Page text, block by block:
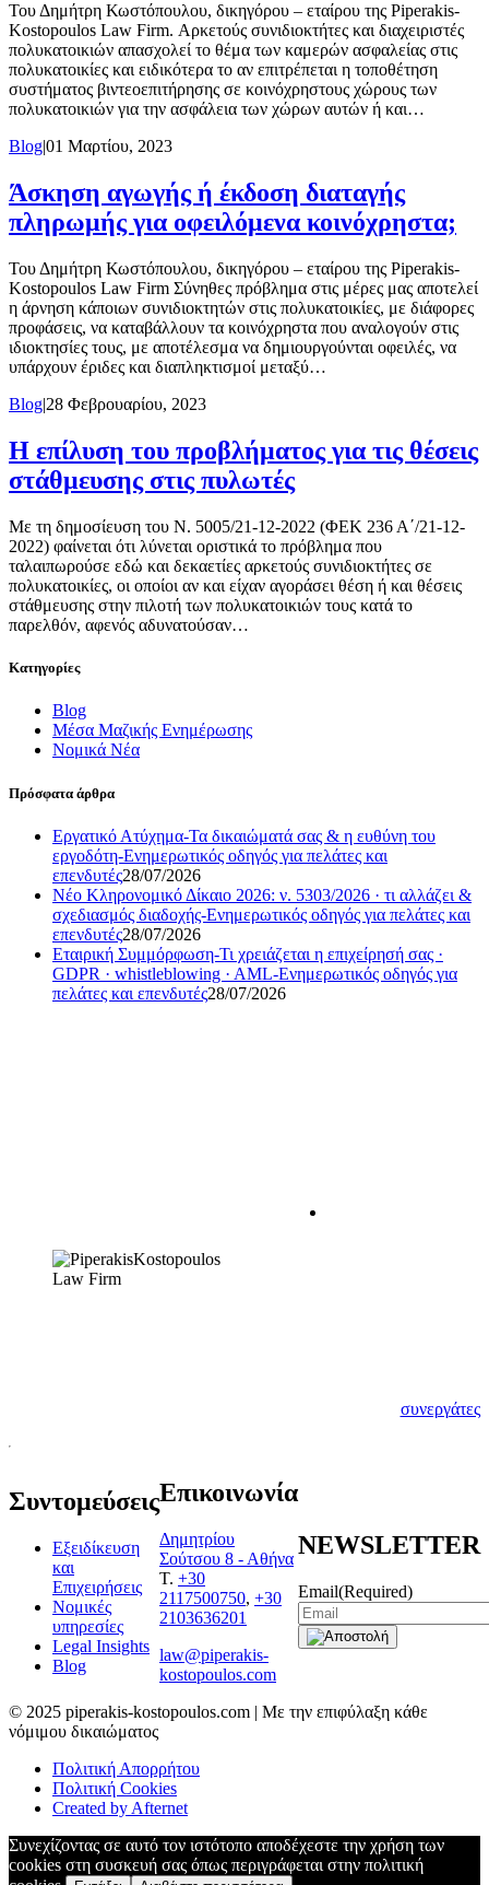
Του Δημήτρη Κωστόπουλου, δικηγόρου – εταίρου της Piperakis-
Kostopoulos Law Firm. Αρκετούς συνιδιοκτήτες και διαχειριστές
πολυκατοικιών απασχολεί το θέμα των καμερών ασφαλείας στις
πολυκατοικίες και ειδικότερα το αν επιτρέπεται η τοποθέτηση
συστήματος βιντεοεπιτήρησης σε κοινόχρηστους χώρους των
πολυκατοικιών για την ασφάλεια των χώρων αυτών ή και…
Blog|01 Μαρτίου, 2023
Άσκηση αγωγής ή έκδοση διαταγής
πληρωμής για οφειλόμενα κοινόχρηστα;
Του Δημήτρη Κωστόπουλου, δικηγόρου – εταίρου της Piperakis-
Kostopoulos Law Firm Σύνηθες πρόβλημα στις μέρες μας αποτελεί
η άρνηση κάποιων συνιδιοκτητών στις πολυκατοικίες, με διάφορες
προφάσεις, να καταβάλλουν τα κοινόχρηστα που αναλογούν στις
ιδιοκτησίες τους, με αποτέλεσμα να δημιουργούνται οφειλές, να
υπάρχουν έριδες και διαπληκτισμοί μεταξύ…
Blog|28 Φεβρουαρίου, 2023
Η επίλυση του προβλήματος για τις θέσεις
στάθμευσης στις πυλωτές
Με τη δημοσίευση του Ν. 5005/21-12-2022 (ΦΕΚ 236 Α΄/21-12-
2022) φαίνεται ότι λύνεται οριστικά το πρόβλημα που
ταλαιπωρούσε εδώ και δεκαετίες αρκετούς συνιδιοκτήτες σε
πολυκατοικίες, οι οποίοι αν και είχαν αγοράσει θέση ή και θέσεις
στάθμευσης στην πιλοτή των πολυκατοικιών τους κατά το
παρελθόν, αφενός αδυνατούσαν…
Κατηγορίες
Blog
Μέσα Μαζικής Ενημέρωσης
Νομικά Νέα
Πρόσφατα άρθρα
Εργατικό Ατύχημα-Τα δικαιώματά σας & η ευθύνη του
εργοδότη-Ενημερωτικός οδηγός για πελάτες και
επενδυτές28/07/2026
Νέο Κληρονομικό Δίκαιο 2026: ν. 5303/2026 · τι αλλάζει &
σχεδιασμός διαδοχής-Ενημερωτικός οδηγός για πελάτες και
επενδυτές28/07/2026
Εταιρική Συμμόρφωση-Τι χρειάζεται η επιχείρησή σας ·
GDPR · whistleblowing · AML-Ενημερωτικός οδηγός για
πελάτες και επενδυτές28/07/2026
συνεργάτες
Συντομεύσεις
Εξειδίκευση
και
Επιχειρήσεις
Νομικές
υπηρεσίες
Legal Insights
Blog
Επικοινωνία
Δημητρίου
Σούτσου 8 - Αθήνα
T. +30
2117500750, +30
2103636201
law@piperakis-
kostopoulos.com
NEWSLETTER
Email(Required)
© 2025 piperakis-kostopoulos.com | Με την επιφύλαξη κάθε
νόμιμου δικαιώματος
Πολιτική Απορρήτου
Πολιτική Cookies
Created by Afternet
Συνεχίζοντας σε αυτό τον ιστότοπο αποδέχεστε την χρήση των
cookies στη συσκευή σας όπως περιγράφεται στην πολιτική